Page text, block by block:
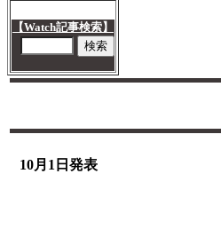
【Watch記事検索】
10月1日発表